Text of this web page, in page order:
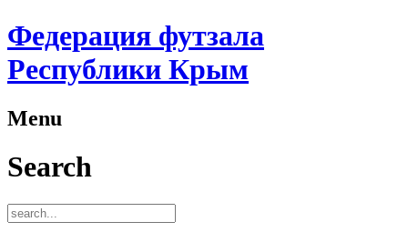
Федерация футзала
Республики Крым
Menu
Search